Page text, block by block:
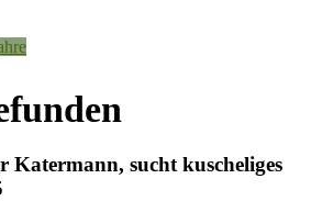
Katermann, sucht kuscheliges